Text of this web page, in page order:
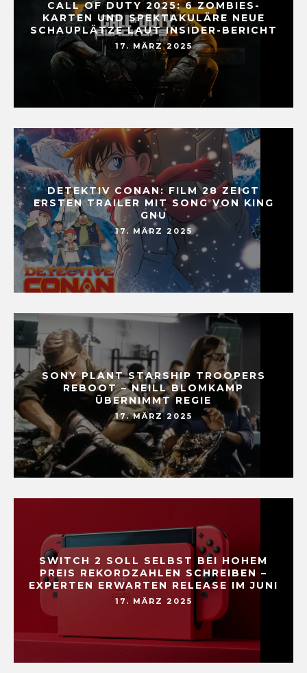
CALL OF DUTY 2025: 6 ZOMBIES-
KARTEN UND SPEKTAKULÄRE NEUE
SCHAUPLÄTZE LAUT INSIDER-BERICHT
17. MÄRZ 2025
DETEKTIV CONAN: FILM 28 ZEIGT
ERSTEN TRAILER MIT SONG VON KING
GNU
17. MÄRZ 2025
SONY PLANT STARSHIP TROOPERS
REBOOT – NEILL BLOMKAMP
ÜBERNIMMT REGIE
17. MÄRZ 2025
SWITCH 2 SOLL SELBST BEI HOHEM
PREIS REKORDZAHLEN SCHREIBEN –
EXPERTEN ERWARTEN RELEASE IM JUNI
17. MÄRZ 2025